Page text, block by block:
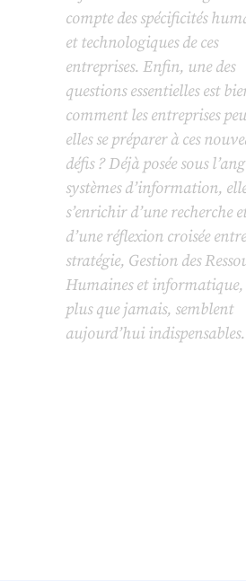
compte des spécificités
et technologiques de ces
entreprises. Enfin, une des
questions essentielles est
comment les entreprises
elles se préparer à ces
défis ? Déjà posée sous
systèmes d’information,
s’enrichir d’une recherche
d’une réflexion croisée
stratégie, Gestion des
Humaines et
plus que jamais, semblent
aujourd’hui indispensables.